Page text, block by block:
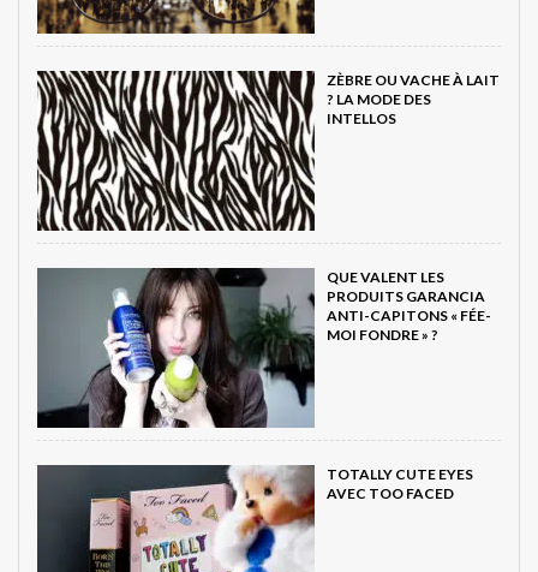
ZÈBRE OU VACHE À LAIT
? LA MODE DES
INTELLOS
QUE VALENT LES
PRODUITS GARANCIA
ANTI-CAPITONS « FÉE-
MOI FONDRE » ?
TOTALLY CUTE EYES
AVEC TOO FACED